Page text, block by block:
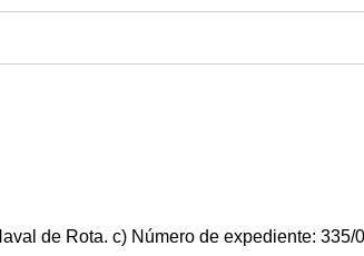
de Rota. c) Número de expediente: 335/